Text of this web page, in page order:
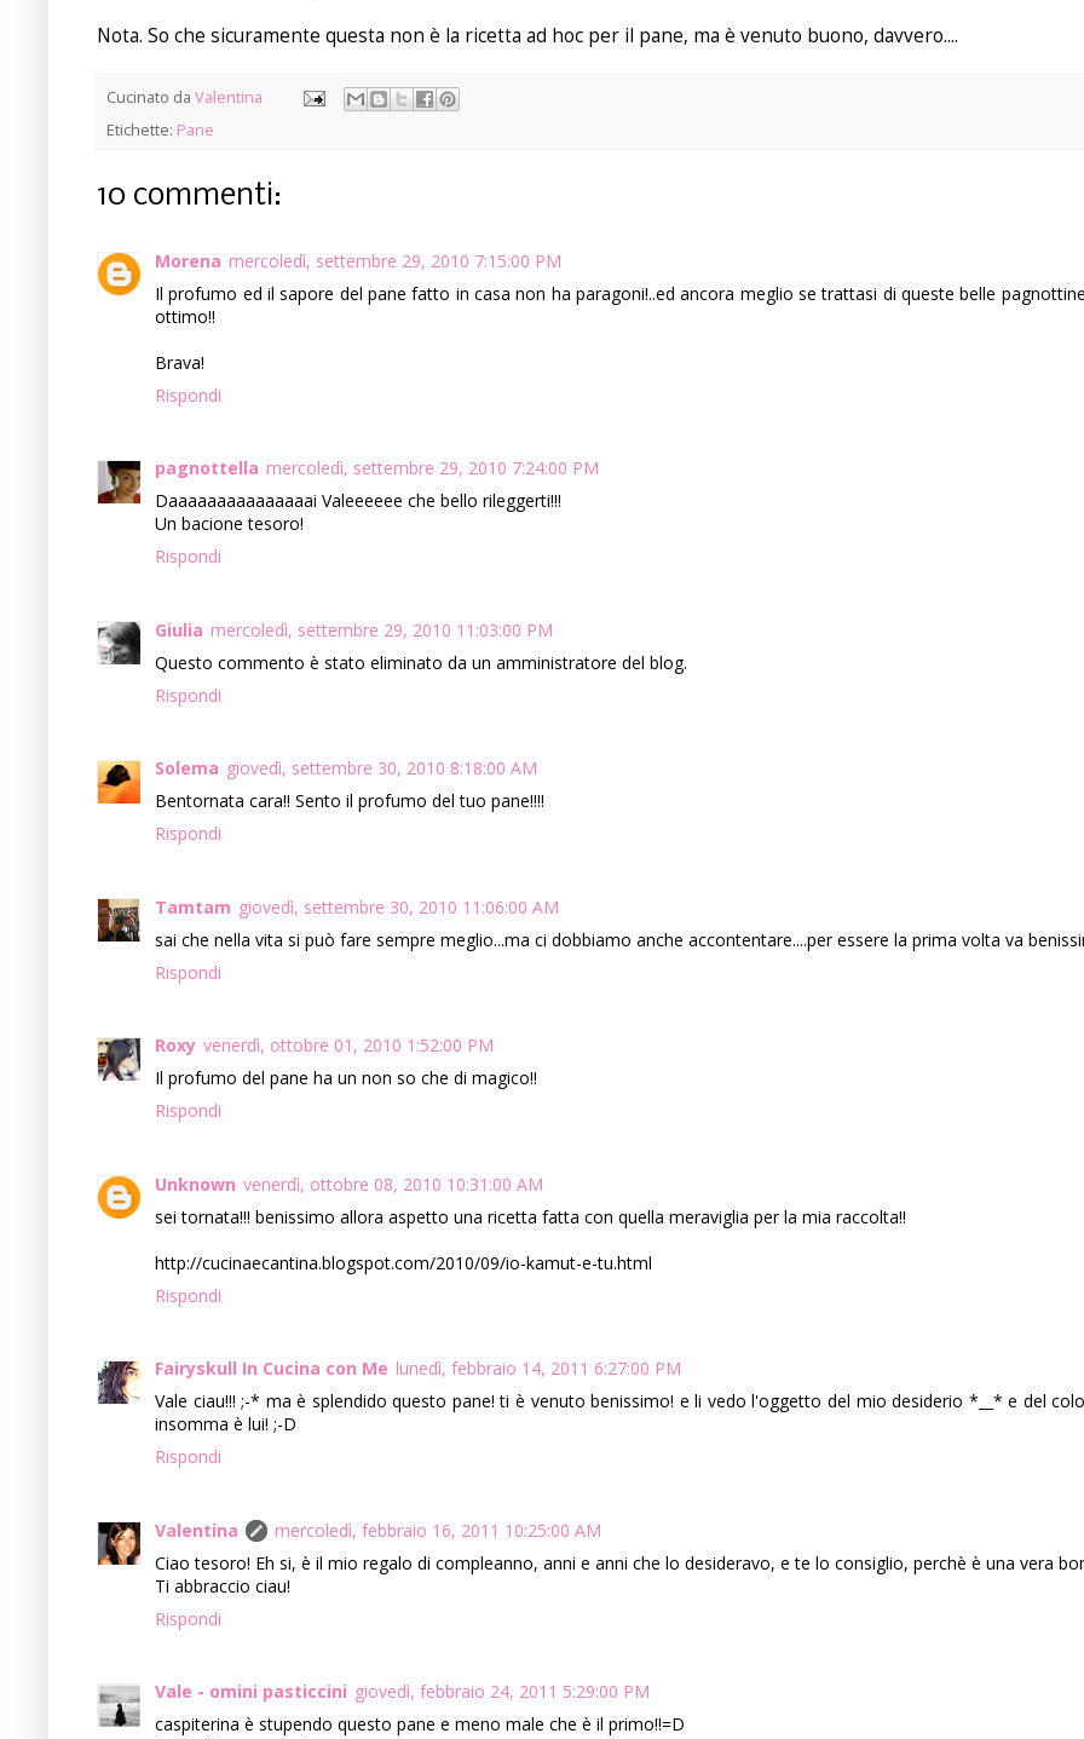
Nota. So che sicuramente questa non è la ricetta ad hoc per il pane, ma è venuto buono, davvero....
Cucinato da Valentina
Etichette: Pane
10 commenti:
Morena mercoledì, settembre 29, 2010 7:15:00 PM
Il profumo ed il sapore del pane fatto in casa non ha paragoni!..ed ancora meglio se trattasi di queste belle
ottimo!!
Brava!
Rispondi
pagnottella mercoledì, settembre 29, 2010 7:24:00 PM
Daaaaaaaaaaaaaaai Valeeeeee che bello rileggerti!!!
Un bacione tesoro!
Rispondi
Giulia mercoledì, settembre 29, 2010 11:03:00 PM
Questo commento è stato eliminato da un amministratore del blog.
Rispondi
Solema giovedì, settembre 30, 2010 8:18:00 AM
Bentornata cara!! Sento il profumo del tuo pane!!!!
Rispondi
Tamtam giovedì, settembre 30, 2010 11:06:00 AM
sai che nella vita si può fare sempre meglio...ma ci dobbiamo anche accontentare....per essere la prima volta va
Rispondi
Roxy venerdì, ottobre 01, 2010 1:52:00 PM
Il profumo del pane ha un non so che di magico!!
Rispondi
Unknown venerdì, ottobre 08, 2010 10:31:00 AM
sei tornata!!! benissimo allora aspetto una ricetta fatta con quella meraviglia per la mia raccolta!!
http://cucinaecantina.blogspot.com/2010/09/io-kamut-e-tu.html
Rispondi
Fairyskull In Cucina con Me lunedì, febbraio 14, 2011 6:27:00 PM
Vale ciau!!! ;-* ma è splendido questo pane! ti è venuto benissimo! e li vedo l'oggetto del mio desiderio *__* e del
insomma è lui! ;-D
Rispondi
Valentina
mercoledì, febbraio 16, 2011 10:25:00 AM
Ciao tesoro! Eh si, è il mio regalo di compleanno, anni e anni che lo desideravo, e te lo consiglio, perchè è una vera
Ti abbraccio ciau!
Rispondi
Vale - omini pasticcini giovedì, febbraio 24, 2011 5:29:00 PM
caspiterina è stupendo questo pane e meno male che è il primo!!=D